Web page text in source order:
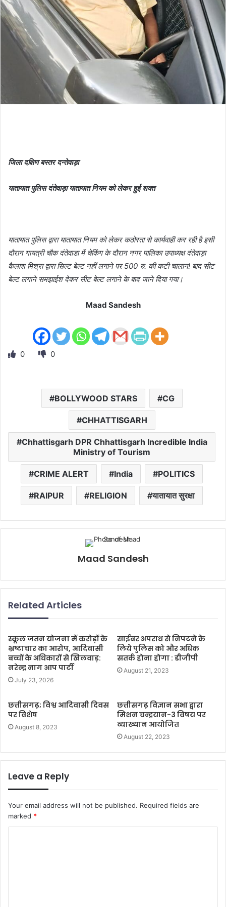
जिला दक्षिण बस्तर दन्तेवाड़ा
यातायात पुलिस दंतेवाड़ा यातायात नियम को लेकर हुई शक्त
यातायात पुलिस द्वारा यातायात नियम को लेकर कठोरता से कार्यवाही कर रही है इसी
दौरान गायत्री चौक दंतेवाडा में चेकिंग के दौरान नगर पालिका उपाध्यक्ष दंतेवाड़ा
कैलाश मिश्रा द्वारा सिल्ट बेल्ट नहीं लगाने पर 500 रु. की कटी चालान! बाद सीट
बेल्ट लगाने समझाईश देकर सीट बेल्ट लगाने के बाद जाने दिया गया।
Maad Sandesh
0 0
BOLLYWOOD STARS CG
CHHATTISGARH
Chhattisgarh DPR Chhattisgarh Incredible India
Ministry of Tourism
CRIME ALERT India POLITICS
RAIPUR RELIGION यातायात सुरक्षा
Maad Sandesh
Related Articles
स्कूल जतन योजना में करोड़ों के
भ्रष्टाचार का आरोप, आदिवासी
बच्चों के अधिकारों से खिलवाड़:
नरेन्द्र नाग आप पार्टी
July 23, 2026
साईबर अपराध से निपटने के
लिये पुलिस को और अधिक
सतर्क होना होगा : डीजीपी
August 21, 2023
छत्तीसगढ़; विश्व आदिवासी दिवस
पर विशेष
August 8, 2023
छत्तीसगढ़ विज्ञान सभा द्वारा
मिशन चन्द्रयान-3 विषय पर
व्याख्यान आयोजित
August 22, 2023
Leave a Reply
Your email address will not be published. Required fields are
marked *